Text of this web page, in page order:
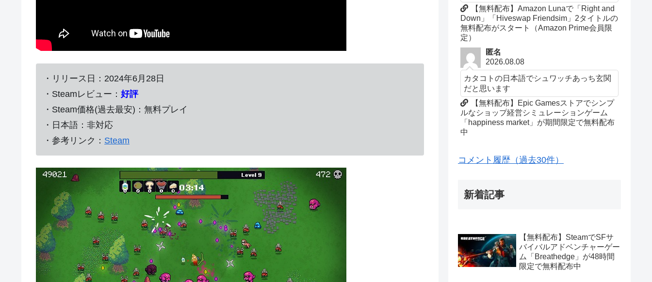
・リリース日： 2024年6月28日
・Steamレビュー： 好評
・Steam価格(過去最安)：無料プレイ
・日本語：非対応
・参考リンク： Steam
【無料配布】Amazon Lunaで「Right and
Down」「Hiveswap Friendsim」2タイトルの
無料配布がスタート（Amazon Prime会員限
定）
匿名
2026.08.08
カタコトの日本語でシュワッチあっち玄関
だと思います
【無料配布】Epic Gamesストアでシンプ
ルなショップ経営シミュレーションゲーム
「happiness market」が期間限定で無料配布
中
コメント履歴（過去30件）
新着記事
【無料配布】SteamでSFサ
バイバルアドベンチャーゲー
ム「Breathedge」が48時間
限定で無料配布中